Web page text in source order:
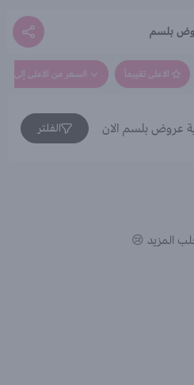
بلسم
الاعلى تقييماً السعر من الاعلى إلى
عروض بلسم الان الفلتر
المزيد 😢